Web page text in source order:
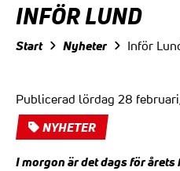
INFÖR LUND
Start Nyheter Inför
Publicerad lördag 28
NYHETER
I morgon är det dags för